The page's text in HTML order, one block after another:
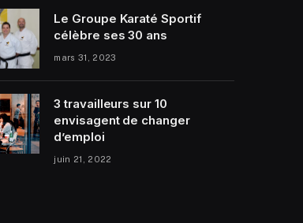
Le Groupe Karaté Sportif
célèbre ses 30 ans
mars 31, 2023
3 travailleurs sur 10
envisagent de changer
d’emploi
juin 21, 2022